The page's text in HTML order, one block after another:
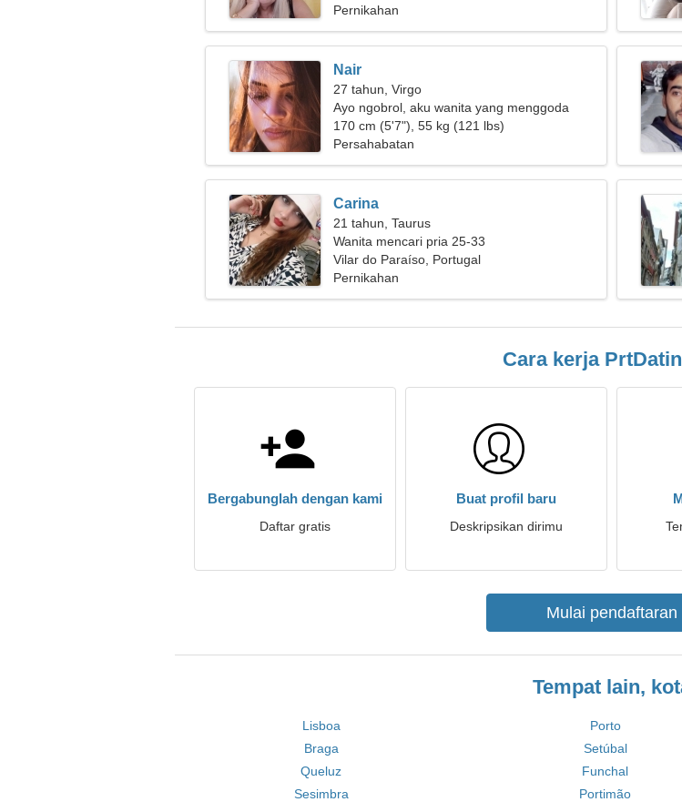
Pernikahan
Nair
27 tahun, Virgo
Ayo ngobrol, aku wanita yang menggoda
170 cm (5'7"), 55 kg (121 lbs)
Persahabatan
Carina
21 tahun, Taurus
Wanita mencari pria 25-33
Vilar do Paraíso, Portugal
Pernikahan
Cara kerja
Bergabunglah dengan kami
Daftar gratis
Buat profil baru
Deskripsikan dirimu
Mulai pendaftaran
Tempat lain,
Lisboa Porto
Braga
Setúbal
Queluz
Funchal
Sesimbra
Portimão